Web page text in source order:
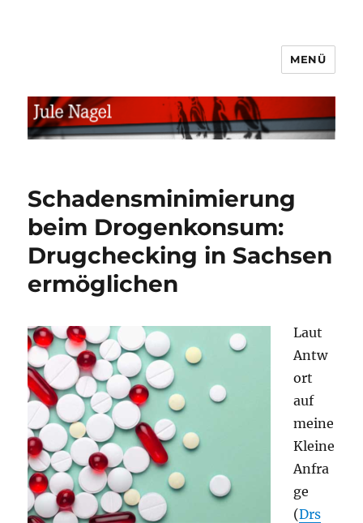
MENÜ
Schadensminimierung
beim Drogenkonsum:
Drugchecking in Sachsen
ermöglichen
Laut
Antw
ort
auf
meine
Kleine
Anfra
ge
(Drs